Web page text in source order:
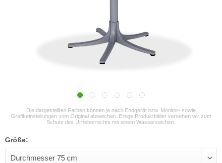
Die dargestellten Farben können je nach Endgerät bzw. Monitor- sowie
Grafikeinstellungen vom Original abweichen. Einige Produktbilder versehen wir zum
Schutz des Urheberrechts mit einem Wasserzeichen.
Größe: